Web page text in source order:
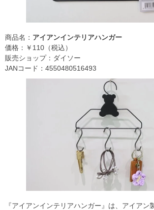
商品名： アイアンインテリアハンガー
価格：￥110（税込）
販売ショップ：ダイソー
JANコード：4550480516493
『アイアンインテリアハンガー』は、アイアン